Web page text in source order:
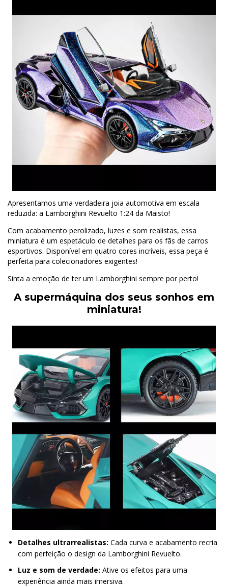
Apresentamos uma verdadeira joia automotiva em escala
reduzida: a Lamborghini Revuelto 1:24 da Maisto!
Com acabamento perolizado, luzes e som realistas, essa
miniatura é um espetáculo de detalhes para os fãs de carros
esportivos. Disponível em quatro cores incríveis, essa peça é
perfeita para colecionadores exigentes!
Sinta a emoção de ter um Lamborghini sempre por perto!
A supermáquina dos seus sonhos em
miniatura!
Detalhes ultrarrealistas: Cada curva e acabamento recria
com perfeição o design da Lamborghini Revuelto.
Luz e som de verdade: Ative os efeitos para uma
experiência ainda mais imersiva.